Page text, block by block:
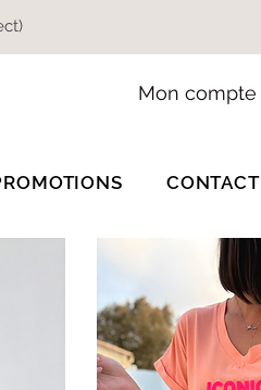
Mon compte
CONTACT